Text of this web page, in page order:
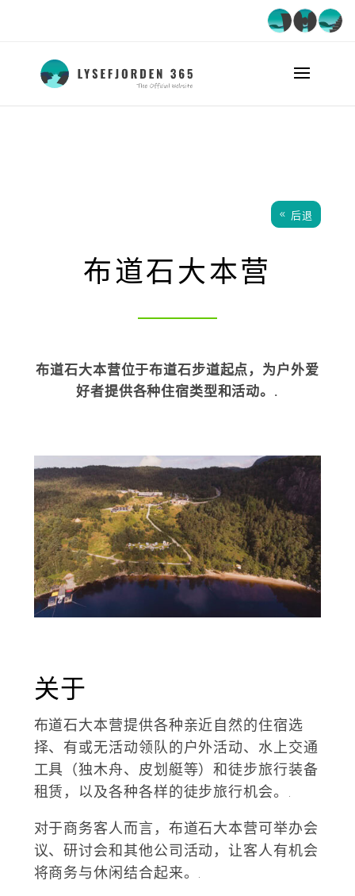
后退
布道石大本营
布道石大本营位于布道石步道起点，为户外爱
好者提供各种住宿类型和活动。.
关于
布道石大本营提供各种亲近自然的住宿选
择、有或无活动领队的户外活动、水上交通
工具（独木舟、皮划艇等）和徒步旅行装备
租赁，以及各种各样的徒步旅行机会。.
对于商务客人而言，布道石大本营可举办会
议、研讨会和其他公司活动，让客人有机会
将商务与休闲结合起来。.